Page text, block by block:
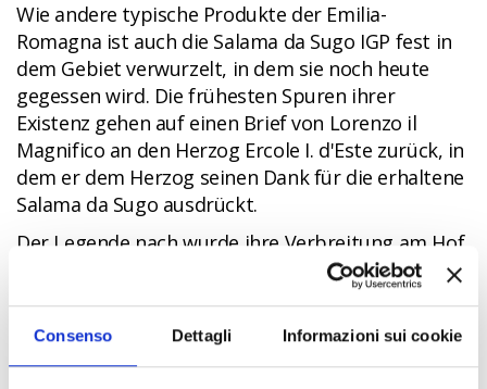
Consenso Dettagli Informazioni sui cookie
Wie andere typische Produkte der Emilia-
Romagna ist auch die Salama da Sugo IGP fest in
dem Gebiet verwurzelt, in dem sie noch heute
gegessen wird. Die frühesten Spuren ihrer
Existenz gehen auf einen Brief von Lorenzo il
Magnifico an den Herzog Ercole I. d'Este zurück, in
dem er dem Herzog seinen Dank für die erhaltene
Salama da Sugo ausdrückt.
Der Legende nach wurde ihre Verbreitung am Hof
der Este von Lucrezia Borgia, der Frau von Alfonso
d'Este, zu Beginn des 16. Jahrhunderts gefördert.
Seitdem wurde die Salama zu einem der
Hauptgerichte bei den Banketten der Este. Im